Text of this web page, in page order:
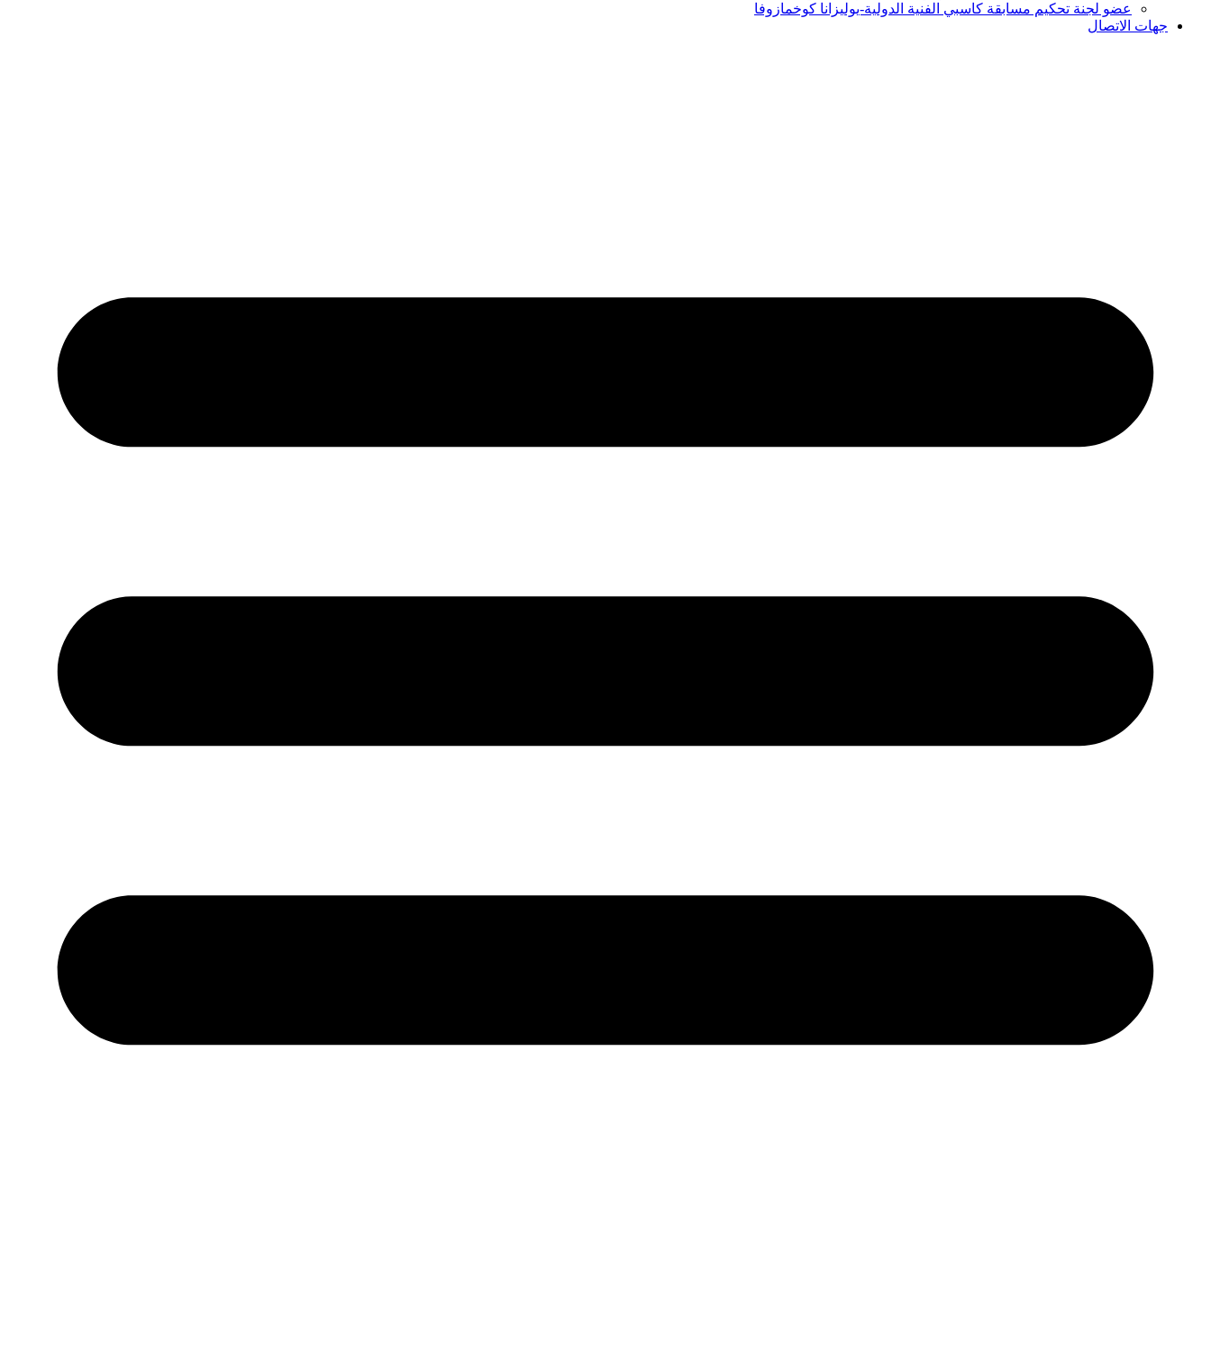
عضو لجنة تحكيم مسابقة كاسبي الفنية الدولية-يوليزانا كوخمازوفا
جهات الاتصال